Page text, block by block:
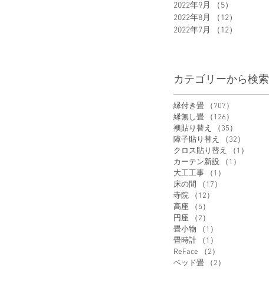
2022年9月
（5）
2022年8月
（12）
2022年7月
（12）
カテゴリーから検索
縁付き畳 （707）
縁無し畳
（126）
襖貼り替え
（35）
障子貼り替え
（32）
クロス貼り替え
（1）
カーテン新設
（1）
大工工事
（1）
床の間
（17）
寺院
（12）
高座
（5）
円座
（2）
畳小物
（1）
畳時計
（1）
ReFace
（2）
ベッド畳
（2）